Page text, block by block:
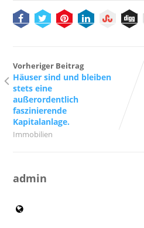
Vorheriger Beitrag
Häuser sind und bleiben
stets eine
außerordentlich
faszinierende
Kapitalanlage.
Immobilien
admin